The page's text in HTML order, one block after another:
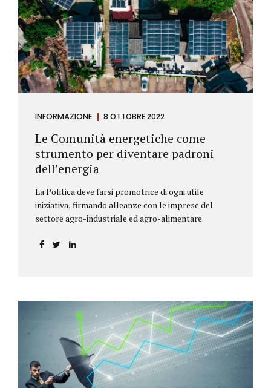
INFORMAZIONE 8 OTTOBRE 2022
Le Comunità energetiche come
strumento per diventare padroni
dell’energia
La Politica deve farsi promotrice di ogni utile
iniziativa, firmando alleanze con le imprese del
settore agro-industriale ed agro-alimentare.